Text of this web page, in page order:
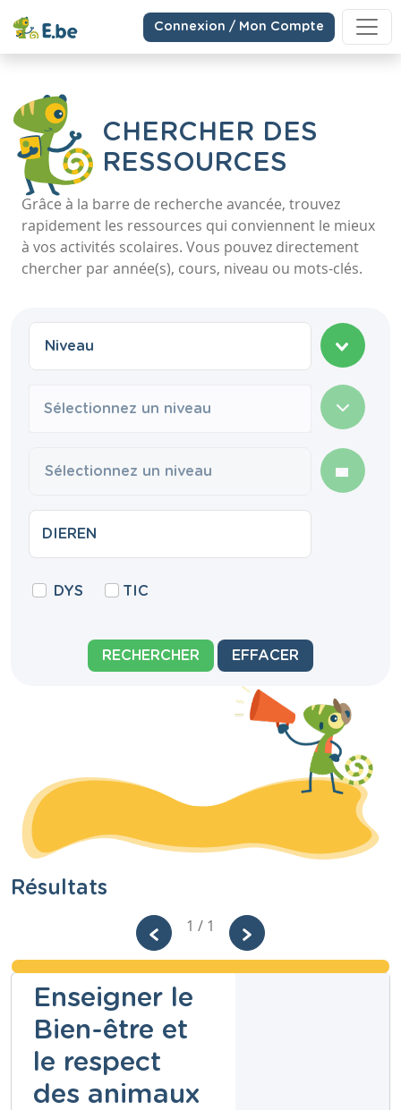
Connexion / Mon Compte
CHERCHER DES
RESSOURCES
Grâce à la barre de recherche avancée, trouvez
rapidement les ressources qui conviennent le mieux
à vos activités scolaires. Vous pouvez directement
chercher par année(s), cours, niveau ou mots-clés.
Sélectionnez un niveau
DYS TIC
RECHERCHER EFFACER
Résultats
1 / 1
Enseigner le
Bien-être et
le respect
des animaux